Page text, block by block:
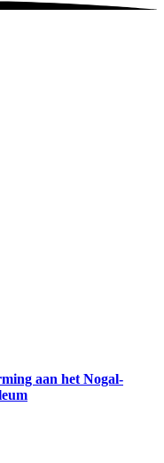
aan het Nogal-